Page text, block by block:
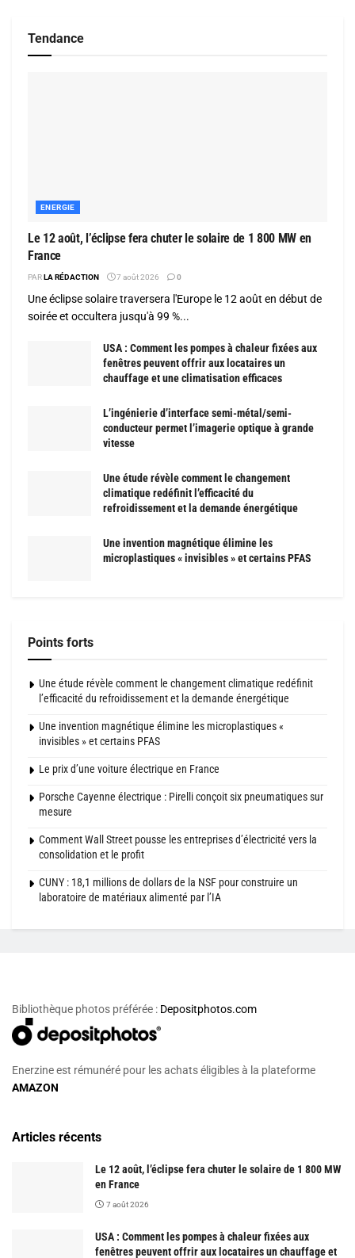
Tendance
ENERGIE
Le 12 août, l’éclipse fera chuter le solaire de 1 800 MW en
France
PARLA RÉDACTION 7 août 2026 0
Une éclipse solaire traversera l'Europe le 12 août en début de
soirée et occultera jusqu'à 99 %...
USA : Comment les pompes à chaleur fixées aux
fenêtres peuvent offrir aux locataires un
chauffage et une climatisation efficaces
L’ingénierie d’interface semi-métal/semi-
conducteur permet l’imagerie optique à grande
vitesse
Une étude révèle comment le changement
climatique redéfinit l’efficacité du
refroidissement et la demande énergétique
Une invention magnétique élimine les
microplastiques « invisibles » et certains PFAS
Points forts
Une étude révèle comment le changement climatique redéfinit
l’efficacité du refroidissement et la demande énergétique
Une invention magnétique élimine les microplastiques «
invisibles » et certains PFAS
Le prix d’une voiture électrique en France
Porsche Cayenne électrique : Pirelli conçoit six pneumatiques sur
mesure
Comment Wall Street pousse les entreprises d’électricité vers la
consolidation et le profit
CUNY : 18,1 millions de dollars de la NSF pour construire un
laboratoire de matériaux alimenté par l’IA
Bibliothèque photos préférée : Depositphotos.com
Enerzine est rémunéré pour les achats éligibles à la plateforme
AMAZON
Articles récents
Le 12 août, l’éclipse fera chuter le solaire de 1 800 MW
en France
7 août 2026
USA : Comment les pompes à chaleur fixées aux
fenêtres peuvent offrir aux locataires un chauffage et